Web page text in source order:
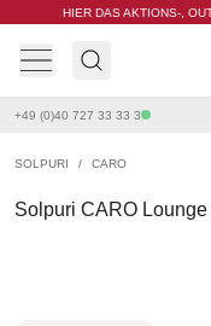
HIER DAS AKTIONS-,
+49 (0)40 727 33 33 3
SOLPURI / CARO
Solpuri CARO